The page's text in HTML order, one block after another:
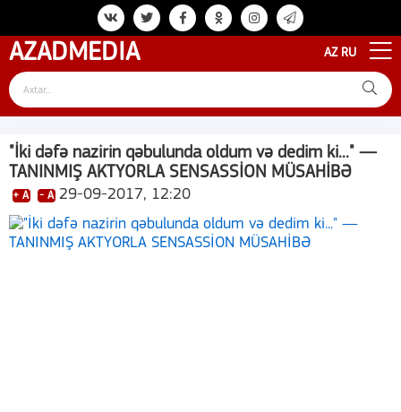
AZADMEDIA AZ RU
"İki dəfə nazirin qəbulunda oldum və dedim ki..." —
TANINMIŞ AKTYORLA SENSASSİON MÜSAHİBƏ
+ A - A 29-09-2017, 12:20